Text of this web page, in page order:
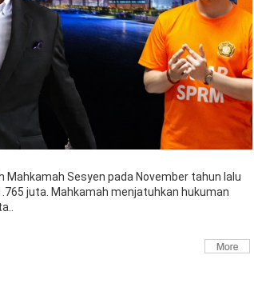
Sesyen pada November tahun lalu
juta. Mahkamah menjatuhkan hukuman